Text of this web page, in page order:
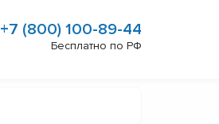
+7 (800) 100-89-44
Бесплатно по РФ